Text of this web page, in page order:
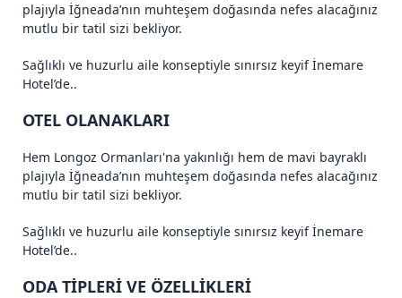
plajıyla İğneada’nın muhteşem doğasında nefes alacağınız
mutlu bir tatil sizi bekliyor.
Sağlıklı ve huzurlu aile konseptiyle sınırsız keyif İnemare
Hotel’de..
OTEL OLANAKLARI
Hem Longoz Ormanları'na yakınlığı hem de mavi bayraklı
plajıyla İğneada’nın muhteşem doğasında nefes alacağınız
mutlu bir tatil sizi bekliyor.
Sağlıklı ve huzurlu aile konseptiyle sınırsız keyif İnemare
Hotel’de..
ODA TİPLERİ VE ÖZELLİKLERİ